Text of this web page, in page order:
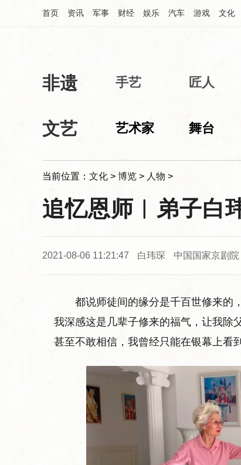
首页 资讯 军事 财经 娱乐 汽车 游戏 文化
中华网文化频道
非遗 手艺 匠人
文艺 艺术家 舞台
当前位置： 文化 > 博览 > 人物 >
追忆恩师︱弟子白
2021-08-06 11:21:47 白玮琛 中国国家京剧院
都说师徒间的缘分是千百世修来的
我深感这是几辈子修来的福气，让我
甚至不敢相信，我曾经只能在银幕上看